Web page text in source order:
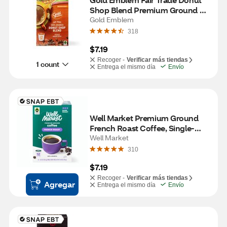
1 count
Shop Blend Premium Ground
Coffee Single-Serve Cups, 12 ct
Gold Emblem
318
$7.19
Recoger - Verificar más tiendas
Entrega el mismo día
Envío
Agregar
Well Market Premium Ground
French Roast Coffee, Single-
Serve Cups, 12 CT, 4.44 OZ
Well Market
310
$7.19
Recoger - Verificar más tiendas
Entrega el mismo día
Envío